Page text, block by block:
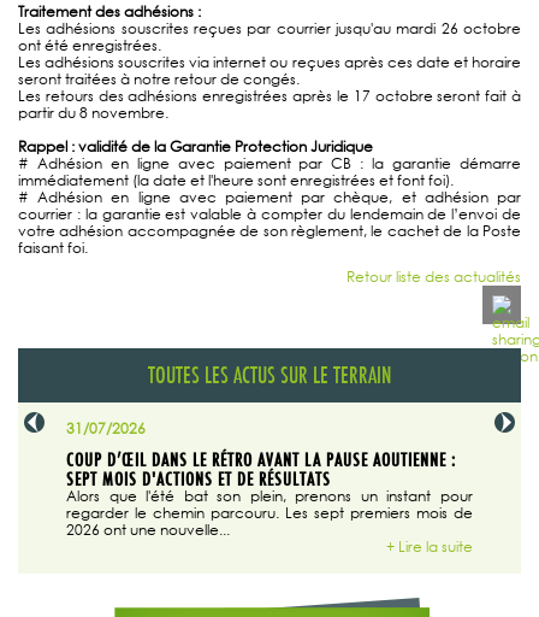
Traitement des adhésions :
Les adhésions souscrites reçues par courrier jusqu'au mardi 26 octobre
ont été enregistrées.
Les adhésions souscrites via internet ou reçues après ces date et horaire
seront traitées à notre retour de congés.
Les retours des adhésions enregistrées après le 17 octobre seront fait à
partir du 8 novembre.
Rappel : validité de la Garantie Protection Juridique
# Adhésion en ligne avec paiement par CB : la garantie démarre
immédiatement (la date et l'heure sont enregistrées et font foi).
# Adhésion en ligne avec paiement par chèque, et adhésion par
courrier : la garantie est valable à compter du lendemain de l’envoi de
votre adhésion accompagnée de son règlement, le cachet de la Poste
faisant foi.
Retour liste des actualités
TOUTES LES ACTUS SUR LE TERRAIN
31/07/2026
COUP D’ŒIL DANS LE RÉTRO AVANT LA PAUSE AOUTIENNE :
SEPT MOIS D'ACTIONS ET DE RÉSULTATS
Alors que l'été bat son plein, prenons un instant pour
regarder le chemin parcouru. Les sept premiers mois de
2026 ont une nouvelle...
+ Lire la suite
29/07/